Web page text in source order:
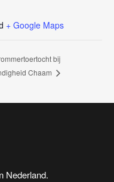
+ Google Maps
bij
Chaam
Nederland.